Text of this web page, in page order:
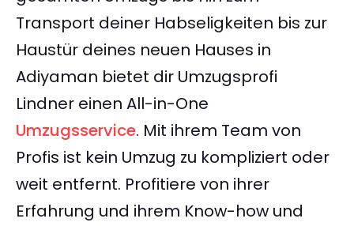
Transport deiner Habseligkeiten bis zur
Haustür deines neuen Hauses in
Adiyaman bietet dir Umzugsprofi
Lindner einen All-in-One
Umzugsservice. Mit ihrem Team von
Profis ist kein Umzug zu kompliziert oder
weit entfernt. Profitiere von ihrer
Erfahrung und ihrem Know-how und